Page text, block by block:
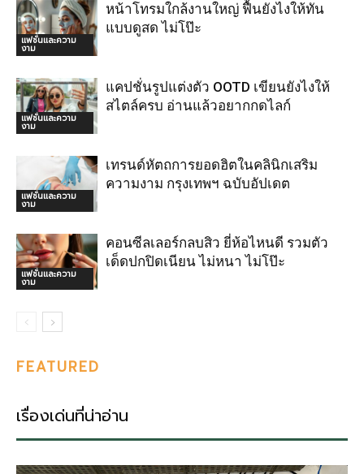
แฟชั่นและความ
งาม
หน้าโทรมใกล้งานใหญ่ ฟื้นยังไงให้ทัน
แบบดูสด ไม่โป๊ะ
แฟชั่นและความ
งาม
แคปชั่นรูปแต่งตัว OOTD เขียนยังไงให้
สไตล์ครบ อ่านแล้วอยากกดไลก์
แฟชั่นและความ
งาม
เทรนด์หัตถการยอดฮิตในคลินิกเสริม
ความงาม กรุงเทพฯ ฉบับอัปเดต
แฟชั่นและความ
งาม
คอนซีลเลอร์กลบสิว ยี่ห้อไหนดี รวมตัว
เด็ดปกปิดเนียน ไม่หนา ไม่โป๊ะ
FEATURED
เรื่องเด่นที่น่าอ่าน